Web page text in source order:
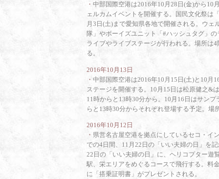
・ 中部国際空港は2016年10月28日(金)から10
ェルカムイベントを開催する。国民文化祭は
月3日(土)まで愛知県各地で開催される。ウ
隊」やボーイズユニット「#ハッシュタグ」
ライブやライブステージが行われる。場所は
る。
2016年10月13日
・ 中部国際空港は2016年10月15日(土)と10月
ステージを開催する。10月15日は松原健之&
11時からと13時30分から。10月16日はサン
らと13時30分からそれぞれ登場する予定。
2016年10月12日
・ 県営名古屋空港を拠点にしているセコ・イ
での4日間、11月22日の「いい夫婦の日」を
22日の「いい夫婦の日」に、ヘリコプター遊
駅、栄エリアをめぐるコースで飛行する。料
に「搭乗証明書」がプレゼントされる。